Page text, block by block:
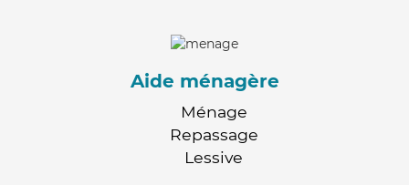
Aide ménagère
Ménage
Repassage
Lessive